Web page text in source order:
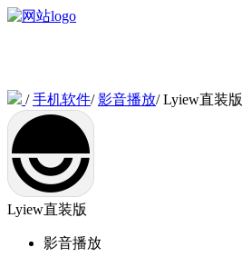
/手机软件/影音播放/Lyiew直装版
Lyiew直装版
影音播放